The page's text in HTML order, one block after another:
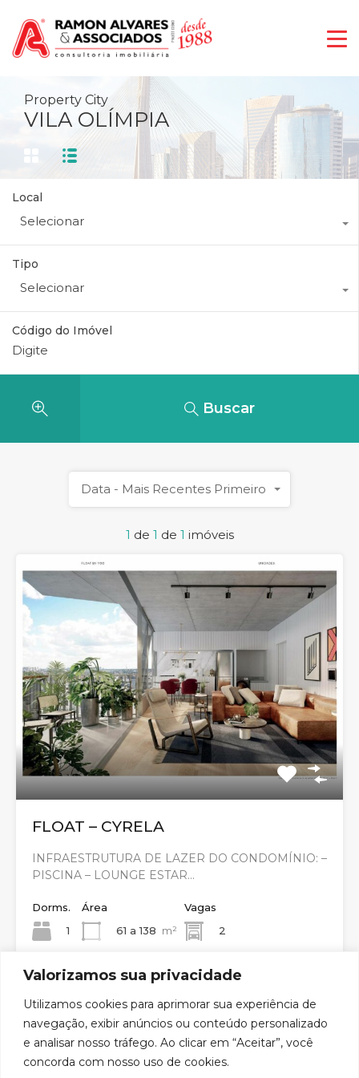
Valorizamos sua privacidade
Utilizamos cookies para aprimorar sua experiência de
navegação, exibir anúncios ou conteúdo personalizado
e analisar nosso tráfego. Ao clicar em “Aceitar”, você
concorda com nosso uso de cookies.
Property City
VILA OLÍMPIA
Local
Selecionar
Tipo
Selecionar
Código do Imóvel
Buscar
1 de 1 de 1 imóveis
Data - Mais Recentes Primeiro
FLOAT – CYRELA
INFRAESTRUTURA DE LAZER DO CONDOMÍNIO: –
PISCINA – LOUNGE ESTAR…
Dorms.
1
Área
61 a 138 m²
Vagas
2
Venda
Consulte